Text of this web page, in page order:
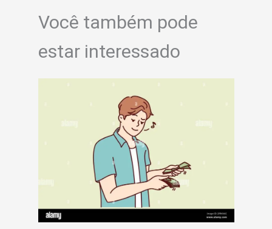
Você também pode
estar interessado